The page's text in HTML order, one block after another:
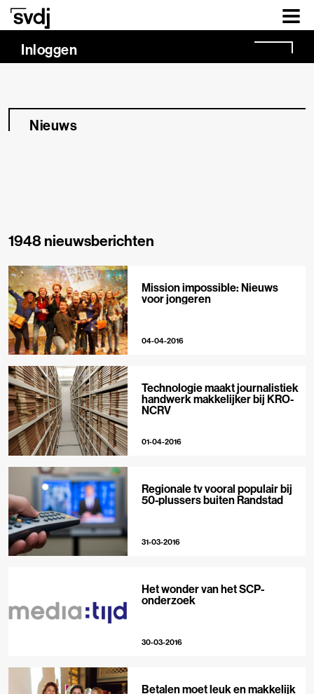
Naar hoofdinhoud
Inloggen
Nieuws
1948 nieuwsberichten
Mission impossible: Nieuws
voor jongeren
04-04-2016
Technologie maakt journalistiek
handwerk makkelijker bij KRO-
NCRV
01-04-2016
Regionale tv vooral populair bij
50-plussers buiten Randstad
31-03-2016
Het wonder van het SCP-
onderzoek
30-03-2016
Betalen moet leuk en makkelijk